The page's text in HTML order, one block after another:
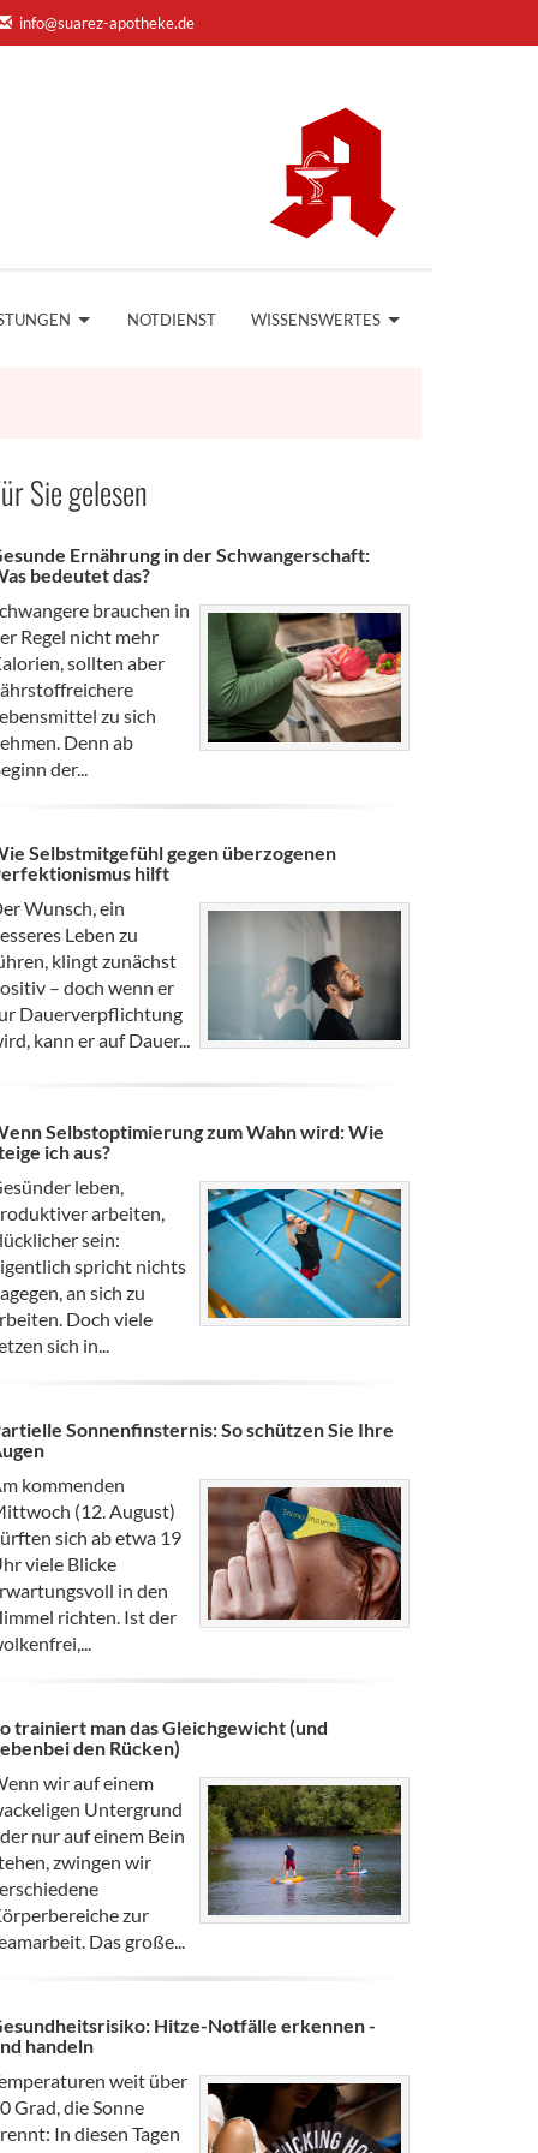
info@suarez-apotheke.de
NOTDIENST WISSENSWERTES
Sie gelesen
Ernährung in der Schwangerschaft:
bedeutet das?
brauchen in
Regel nicht mehr
sollten aber
zu sich
Denn ab
der...
Selbstmitgefühl gegen überzogenen
hilft
Wunsch, ein
Leben zu
klingt zunächst
– doch wenn er
Dauerverpflichtung
kann er auf Dauer...
Selbstoptimierung zum Wahn wird: Wie
ich aus?
leben,
arbeiten,
sein:
spricht nichts
an sich zu
Doch viele
sich in...
Sonnenfinsternis: So schützen Sie Ihre
kommenden
(12. August)
sich ab etwa 19
viele Blicke
in den
richten. Ist der
trainiert man das Gleichgewicht (und
den Rücken)
wir auf einem
Untergrund
nur auf einem Bein
zwingen wir
zur
Das große...
Hitze-Notfälle erkennen -
handeln
weit über
Grad, die Sonne
In diesen Tagen